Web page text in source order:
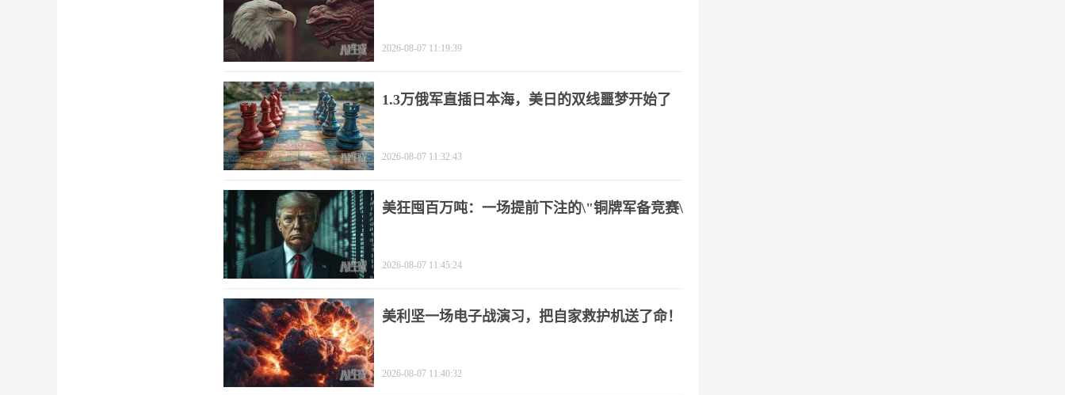
2026-08-07 11:19:39
1.3万俄军直插日本海，美日的双线噩梦开始了
2026-08-07 11:32:43
美狂囤百万吨：一场提前下注的\"铜牌军备竞赛\"
2026-08-07 11:45:24
美利坚一场电子战演习，把自家救护机送了命！
2026-08-07 11:40:32